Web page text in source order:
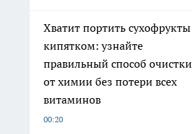
Хватит портить сухофрукты
кипятком: узнайте
правильный способ очистки
от химии без потери всех
витаминов
00:20